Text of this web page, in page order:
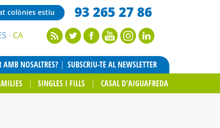
colònies estiu 93 265 27 86
CA
AMB NOSALTRES?
SUBSCRIU-TE AL NEWSLETTER
SINGLES I FILLS CASAL D'AIGUAFREDA